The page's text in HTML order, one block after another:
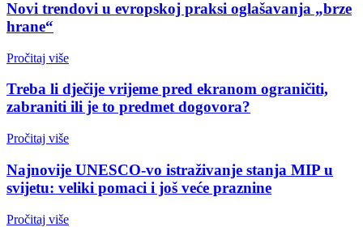
Novi trendovi u evropskoj praksi oglašavanja „brze
hrane“
Pročitaj više
Treba li dječije vrijeme pred ekranom ograničiti,
zabraniti ili je to predmet dogovora?
Pročitaj više
Najnovije UNESCO-vo istraživanje stanja MIP u
svijetu: veliki pomaci i još veće praznine
Pročitaj više